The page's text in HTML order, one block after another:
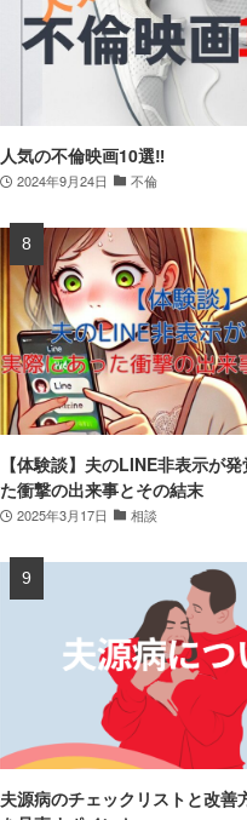
人気の不倫映画10選‼
2024年9月24日 不倫
【体験談】夫のLINE非表示が
た衝撃の出来事とその結末
2025年3月17日 相談
夫源病のチェックリストと改善